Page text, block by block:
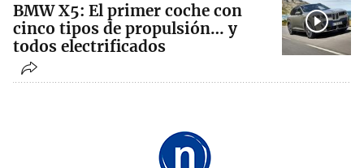
BMW X5: El primer coche con
cinco tipos de propulsión… y
todos electrificados